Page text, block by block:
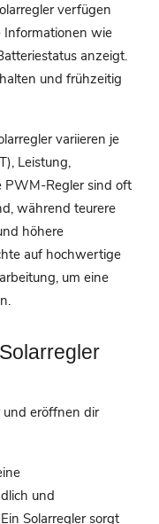
verfügen
Informationen wie
anzeigt.
und frühzeitig
variieren je
Leistung,
PWM-Regler sind oft
während teurere
höhere
auf hochwertige
um eine
und eröffnen dir
und
Solarregler sorgt